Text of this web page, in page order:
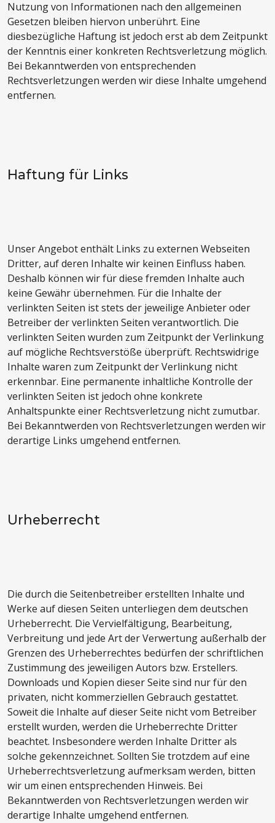
Nutzung von Informationen nach den allgemeinen
Gesetzen bleiben hiervon unberührt. Eine
diesbezügliche Haftung ist jedoch erst ab dem Zeitpunkt
der Kenntnis einer konkreten Rechtsverletzung möglich.
Bei Bekanntwerden von entsprechenden
Rechtsverletzungen werden wir diese Inhalte umgehend
entfernen.
Haftung für Links
Unser Angebot enthält Links zu externen Webseiten
Dritter, auf deren Inhalte wir keinen Einfluss haben.
Deshalb können wir für diese fremden Inhalte auch
keine Gewähr übernehmen. Für die Inhalte der
verlinkten Seiten ist stets der jeweilige Anbieter oder
Betreiber der verlinkten Seiten verantwortlich. Die
verlinkten Seiten wurden zum Zeitpunkt der Verlinkung
auf mögliche Rechtsverstöße überprüft. Rechtswidrige
Inhalte waren zum Zeitpunkt der Verlinkung nicht
erkennbar. Eine permanente inhaltliche Kontrolle der
verlinkten Seiten ist jedoch ohne konkrete
Anhaltspunkte einer Rechtsverletzung nicht zumutbar.
Bei Bekanntwerden von Rechtsverletzungen werden wir
derartige Links umgehend entfernen.
Urheberrecht
Die durch die Seitenbetreiber erstellten Inhalte und
Werke auf diesen Seiten unterliegen dem deutschen
Urheberrecht. Die Vervielfältigung, Bearbeitung,
Verbreitung und jede Art der Verwertung außerhalb der
Grenzen des Urheberrechtes bedürfen der schriftlichen
Zustimmung des jeweiligen Autors bzw. Erstellers.
Downloads und Kopien dieser Seite sind nur für den
privaten, nicht kommerziellen Gebrauch gestattet.
Soweit die Inhalte auf dieser Seite nicht vom Betreiber
erstellt wurden, werden die Urheberrechte Dritter
beachtet. Insbesondere werden Inhalte Dritter als
solche gekennzeichnet. Sollten Sie trotzdem auf eine
Urheberrechtsverletzung aufmerksam werden, bitten
wir um einen entsprechenden Hinweis. Bei
Bekanntwerden von Rechtsverletzungen werden wir
derartige Inhalte umgehend entfernen.